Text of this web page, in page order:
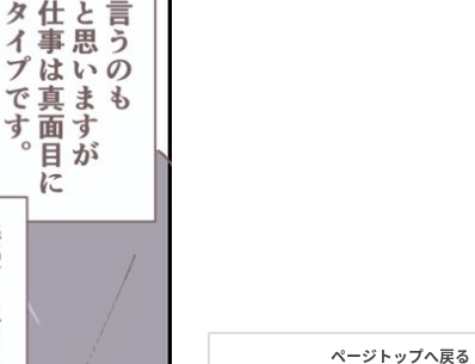
ページトップへ戻る